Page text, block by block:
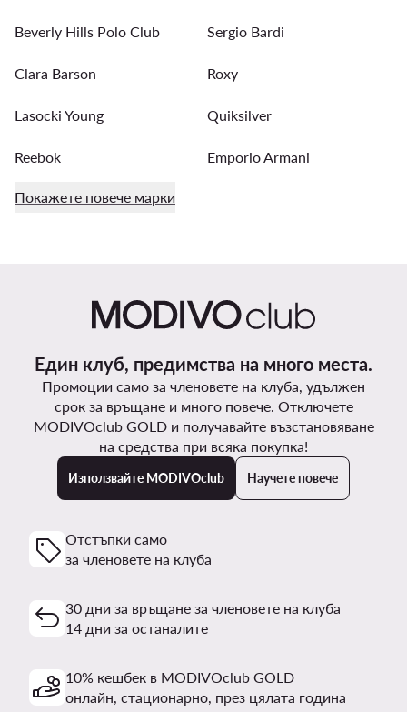
Beverly Hills Polo Club Sergio Bardi
Clara Barson Roxy
Lasocki Young Quiksilver
Reebok Emporio Armani
Покажете повече марки
Един клуб, предимства на много места.
Промоции само за членовете на клуба, удължен
срок за връщане и много повече. Отключете
MODIVOclub GOLD и получавайте възстановяване
на средства при всяка покупка!
Използвайте MODIVOclub Научете повече
Отстъпки само
за членовете на клуба
30 дни за връщане за членовете на клуба
14 дни за останалите
10% кешбек в MODIVOclub GOLD
онлайн, стационарно, през цялата година